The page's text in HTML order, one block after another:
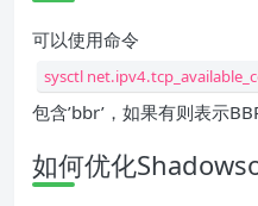
可以使用命令
sysctl
包含’bbr’，如果有则表示
如何优化